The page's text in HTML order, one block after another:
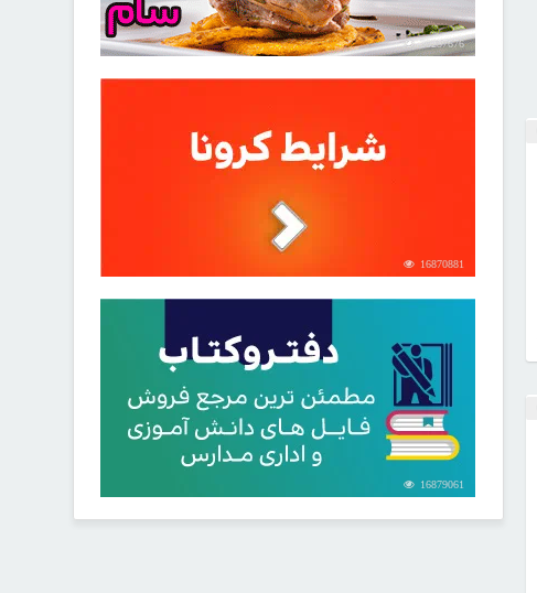
30257676
16870881
16879061